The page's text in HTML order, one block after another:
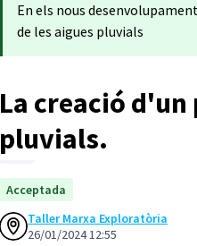
En els nous
de les aigues pluvials
La creació
pluvials.
Acceptada
Taller Marxa Exploratòria
26/01/2024 12:55